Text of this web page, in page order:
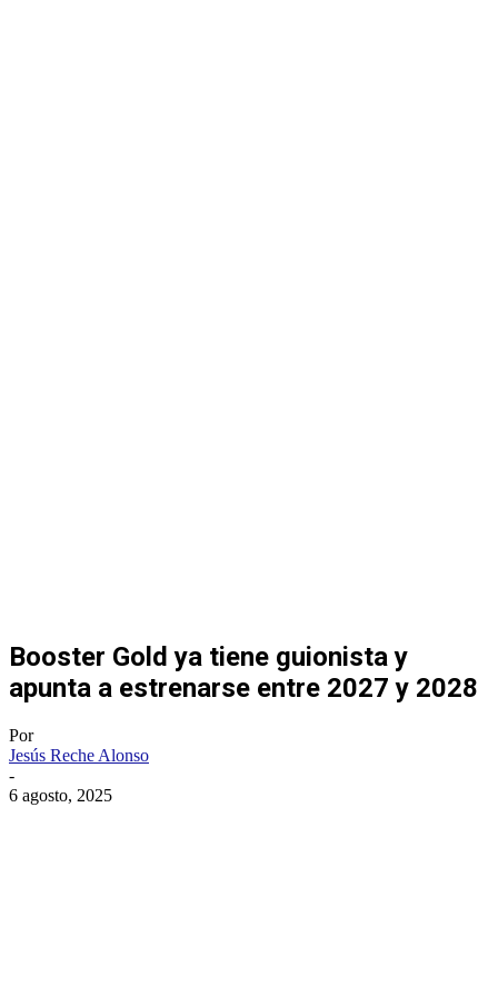
Booster Gold ya tiene guionista y
apunta a estrenarse entre 2027 y 2028
Por
Jesús Reche Alonso
-
6 agosto, 2025